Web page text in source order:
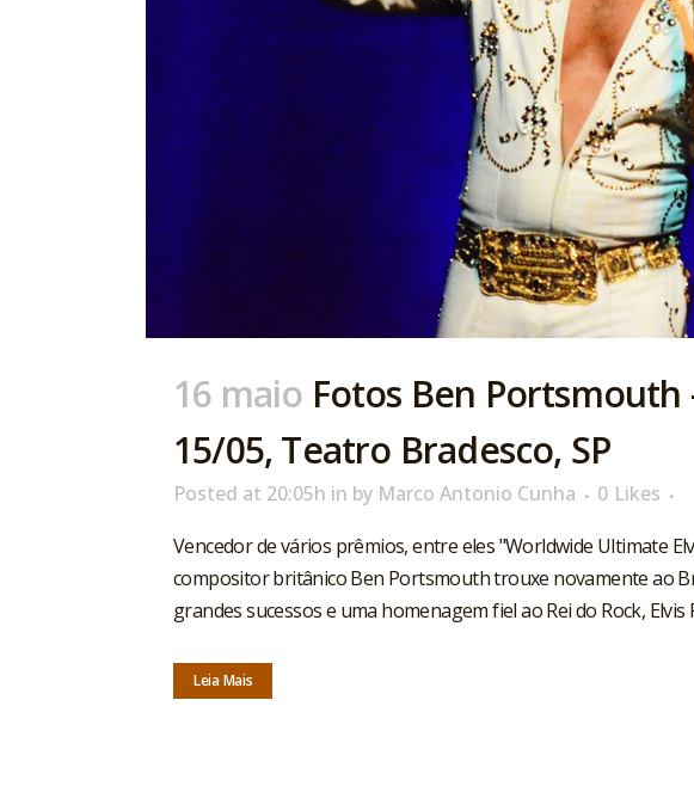
16 maio Fotos Ben Portsmouth
15/05, Teatro Bradesco, SP
Posted at 20:05h in by Marco Antonio Cunha 0 Likes
Vencedor de vários prêmios, entre eles "Worldwide Ultimate
compositor britânico Ben Portsmouth trouxe novamente ao
grandes sucessos e uma homenagem fiel ao Rei do Rock,
Leia Mais